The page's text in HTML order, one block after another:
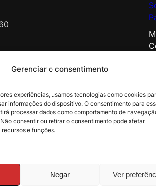
Gerenciar o consentimento
experiências, usamos tecnologias como cookies
informações do dispositivo. O consentimento para
processar dados como comportamento de
consentir ou retirar o consentimento pode afetar
e funções.
Negar Ver
CNPJ: 18.269.230/0001-16. Todos os